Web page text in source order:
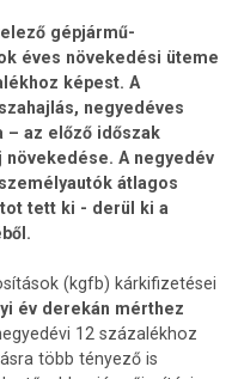
gépjármű-
éves növekedési üteme
képest. A
negyedéves
– az előző időszak
A negyedév
átlagos
tett ki - derül ki a
(kgfb) kárkifizetései
év derekán mérthez
12 százalékhoz
több tényező is